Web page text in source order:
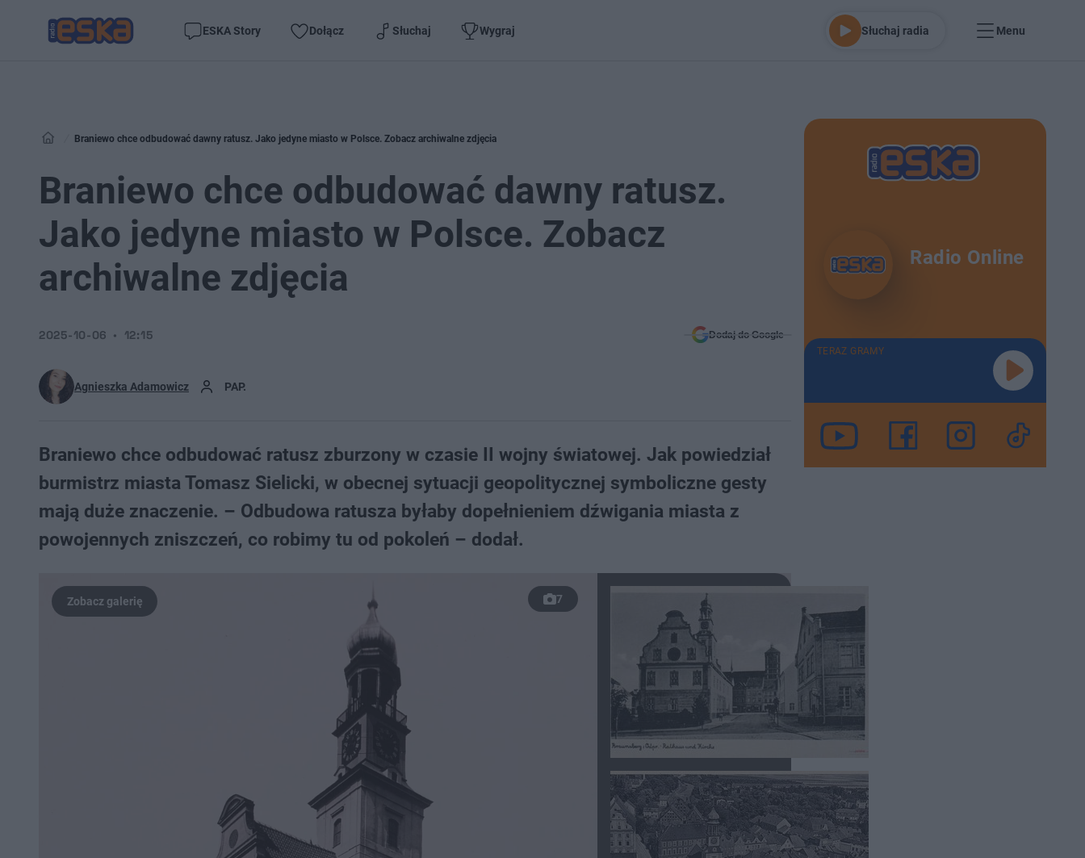
ESKA Story Dołącz Słuchaj Wygraj Słuchaj radia Menu
Braniewo chce odbudować dawny ratusz. Jako jedyne miasto w Polsce. Zobacz archiwalne zdjęcia
Braniewo chce odbudować dawny ratusz.
Jako jedyne miasto w Polsce. Zobacz
archiwalne zdjęcia
Agnieszka Adamowicz PAP.
2025-10-06 12:15 Dodaj do Google
Braniewo chce odbudować ratusz zburzony w czasie II wojny światowej. Jak powiedział
burmistrz miasta Tomasz Sielicki, w obecnej sytuacji geopolitycznej symboliczne gesty
mają duże znaczenie. – Odbudowa ratusza byłaby dopełnieniem dźwigania miasta z
powojennych zniszczeń, co robimy tu od pokoleń – dodał.
7
Radio Online
TERAZ GRAMY